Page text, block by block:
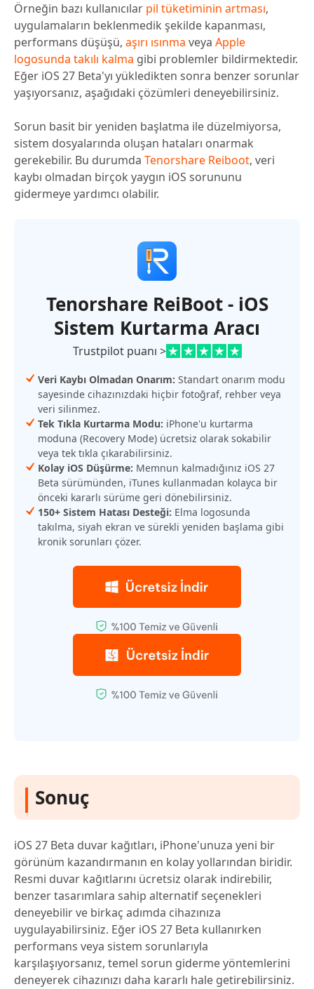
Örneğin bazı kullanıcılar pil tüketiminin artması,
uygulamaların beklenmedik şekilde kapanması,
performans düşüşü, aşırı ısınma veya Apple
logosunda takılı kalma gibi problemler bildirmektedir.
Eğer iOS 27 Beta'yı yükledikten sonra benzer sorunlar
yaşıyorsanız, aşağıdaki çözümleri deneyebilirsiniz.
Sorun basit bir yeniden başlatma ile düzelmiyorsa,
sistem dosyalarında oluşan hataları onarmak
gerekebilir. Bu durumda Tenorshare Reiboot, veri
kaybı olmadan birçok yaygın iOS sorununu
gidermeye yardımcı olabilir.
Tenorshare ReiBoot - iOS
Sistem Kurtarma Aracı
Trustpilot puanı >
Veri Kaybı Olmadan Onarım: Standart onarım modu
sayesinde cihazınızdaki hiçbir fotoğraf, rehber veya
veri silinmez.
Tek Tıkla Kurtarma Modu: iPhone'u kurtarma
moduna (Recovery Mode) ücretsiz olarak sokabilir
veya tek tıkla çıkarabilirsiniz.
Kolay iOS Düşürme: Memnun kalmadığınız iOS 27
Beta sürümünden, iTunes kullanmadan kolayca bir
önceki kararlı sürüme geri dönebilirsiniz.
150+ Sistem Hatası Desteği: Elma logosunda
takılma, siyah ekran ve sürekli yeniden başlama gibi
kronik sorunları çözer.
Sonuç
iOS 27 Beta duvar kağıtları, iPhone'unuza yeni bir
görünüm kazandırmanın en kolay yollarından biridir.
Resmi duvar kağıtlarını ücretsiz olarak indirebilir,
benzer tasarımlara sahip alternatif seçenekleri
deneyebilir ve birkaç adımda cihazınıza
uygulayabilirsiniz. Eğer iOS 27 Beta kullanırken
performans veya sistem sorunlarıyla
karşılaşıyorsanız, temel sorun giderme yöntemlerini
deneyerek cihazınızı daha kararlı hale getirebilirsiniz.